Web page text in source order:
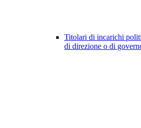
Titolari di incarichi
di direzione o di